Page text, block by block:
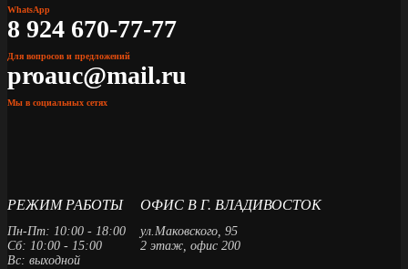
WhatsApp
8 924 670-77-77
Для вопросов и предложений
proauc@mail.ru
Мы в социальных сетях
РЕЖИМ РАБОТЫ
Пн-Пт: 10:00 - 18:00
Сб: 10:00 - 15:00
Вс: выходной
ОФИС В Г. ВЛАДИВОСТОК
ул.Маковского, 95
2 этаж, офис 200